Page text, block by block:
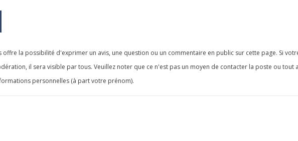
offre la possibilité d'exprimer un avis, une question ou un commentaire en public sur cette page. Si
il sera visible par tous. Veuillez noter que ce n'est pas un moyen de contacter la poste ou tout
personnelles (à part votre prénom).